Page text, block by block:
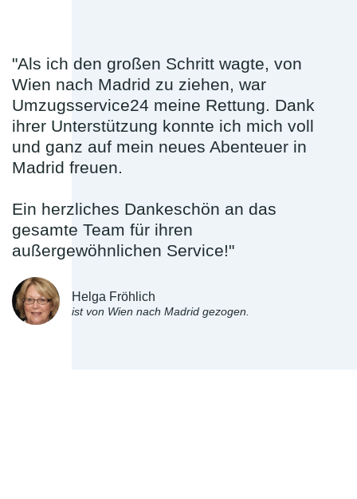
"Als ich den großen Schritt wagte, von
Wien nach Madrid zu ziehen, war
Umzugsservice24 meine Rettung. Dank
ihrer Unterstützung konnte ich mich voll
und ganz auf mein neues Abenteuer in
Madrid freuen.
Ein herzliches Dankeschön an das
gesamte Team für ihren
außergewöhnlichen Service!"
Helga Fröhlich
ist von Wien nach Madrid gezogen.